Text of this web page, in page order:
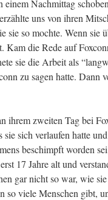
Nachmittag
uns von ihren
sie so mochte. Wenn sie
Kam die Rede auf
sie die Arbeit als
zu sagen hatte. Dann
ihrem zweiten Tag bei
sich verlaufen hatte
beschimpft worden
17 Jahre alt und
gar nicht so war, wie sie
so viele Menschen gibt,